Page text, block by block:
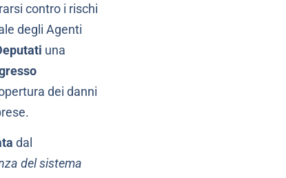
contro i rischi
degli Agenti
una
dei danni
dal
del sistema